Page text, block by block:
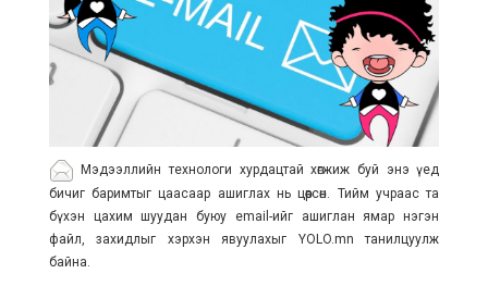
Мэдээллийн технологи хурдацтай хөгжиж буй энэ үед
бичиг баримтыг цаасаар ашиглах нь цөөрсөн. Тийм учраас та
бүхэн цахим шуудан буюу email-ийг ашиглан ямар нэгэн
файл, захидлыг хэрхэн явуулахыг YOLO.mn танилцуулж
байна.